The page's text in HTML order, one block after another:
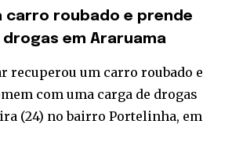
carro roubado e prende
drogas em Araruama
recuperou um carro roubado e
com uma carga de drogas
(24) no bairro Portelinha, em